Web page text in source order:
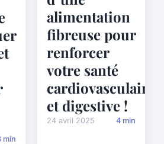
min
alimentation
fibreuse pour
renforcer
votre santé
cardiovasculaire
et digestive !
24 avril 2025 4 min